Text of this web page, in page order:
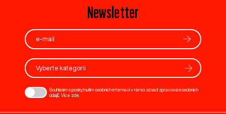
Newsletter
Vyberte kategorii
Souhlasím s poskytnutím osobních informací v rámci zásad zpracování osobních
údajů. Více zde